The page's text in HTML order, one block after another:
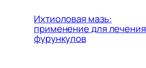
Ихтиоловая мазь:
применение для лечения
фурункулов